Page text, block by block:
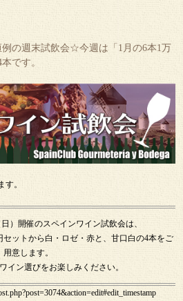
例の週末試飲会☆今週は「1月の6本1万
です。
。
）開催のスペインワイン試飲会は、
セットから白・ロゼ・赤と、甘口白の4本をご
用意します。
イン選びをお楽しみください。